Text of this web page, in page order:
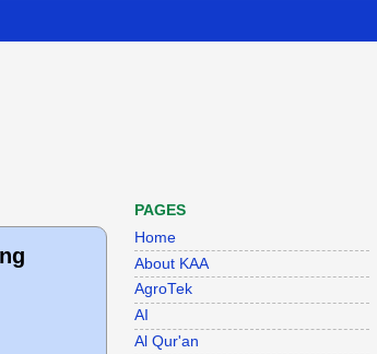
PAGES
Home
About KAA
AgroTek
AI
Al Qur'an